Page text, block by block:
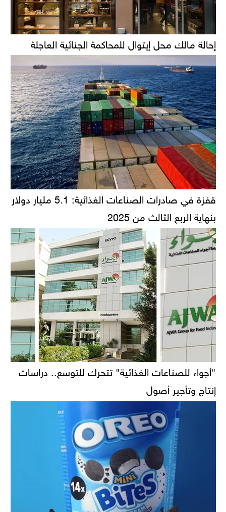
إحالة مالك محل إيتوال للمحاكمة الجنائية العاجلة
قفزة في صادرات الصناعات الغذائية: 5.1 مليار دولار
بنهاية الربع الثالث من 2025
"أجواء للصناعات الغذائية" تتحرك للتوسع.. دراسات
إنتاج وتأجير أصول